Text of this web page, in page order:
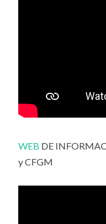
WEB DE
y CFGM